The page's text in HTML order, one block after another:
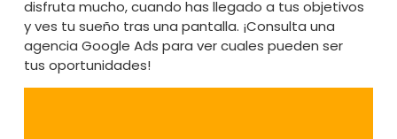
disfruta mucho, cuando has llegado a tus objetivos
y ves tu sueño tras una pantalla. ¡Consulta una
agencia Google Ads para ver cuales pueden ser
tus oportunidades!